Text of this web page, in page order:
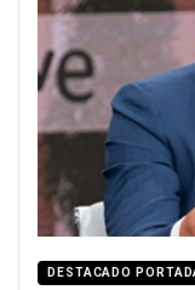
DESTACADO